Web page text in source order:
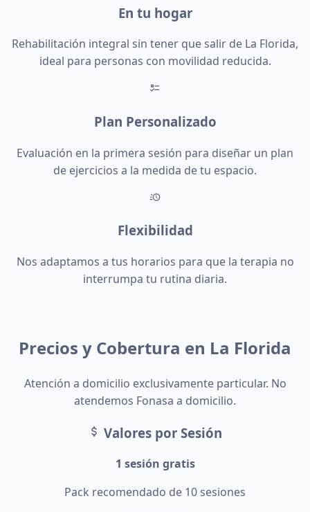
En tu hogar
Rehabilitación integral sin tener que salir de La Florida,
ideal para personas con movilidad reducida.
Plan Personalizado
Evaluación en la primera sesión para diseñar un plan
de ejercicios a la medida de tu espacio.
Flexibilidad
Nos adaptamos a tus horarios para que la terapia no
interrumpa tu rutina diaria.
Precios y Cobertura en La Florida
Atención a domicilio exclusivamente particular. No
atendemos Fonasa a domicilio.
Valores por Sesión
1 sesión gratis
Pack recomendado de 10 sesiones